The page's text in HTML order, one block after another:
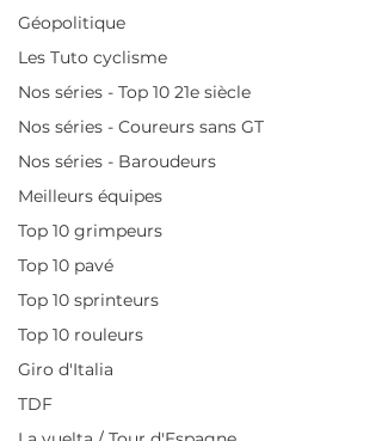
Géopolitique
Les Tuto cyclisme
Nos séries - Top 10 21e siècle
Nos séries - Coureurs sans GT
Nos séries - Baroudeurs
Meilleurs équipes
Top 10 grimpeurs
Top 10 pavé
Top 10 sprinteurs
Top 10 rouleurs
Giro d'Italia
TDF